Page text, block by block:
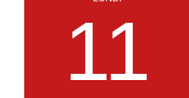
11